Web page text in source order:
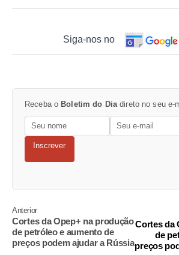
Siga-nos no
Receba o Boletim do Diadireto no seu e-
Inscrever
Anterior
Cortes da Opep+ na produção
de petróleo e aumento de
preços podem ajudar a Rússia
Cortes da
de
preços